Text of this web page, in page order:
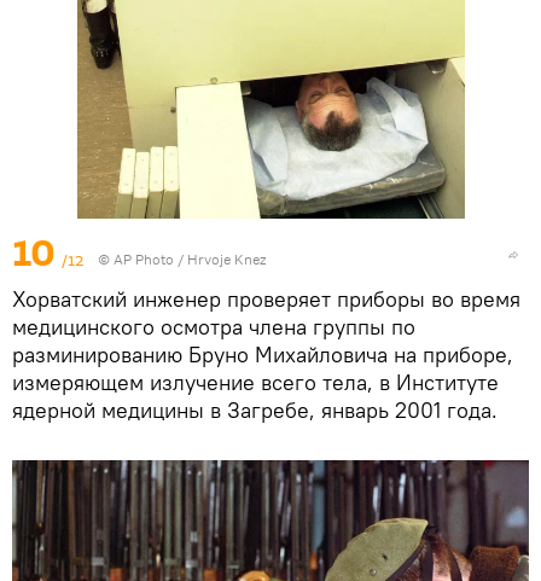
10 /12 © AP Photo / Hrvoje Knez
Хорватский инженер проверяет приборы во время
медицинского осмотра члена группы по
разминированию Бруно Михайловича на приборе,
измеряющем излучение всего тела, в Институте
ядерной медицины в Загребе, январь 2001 года.